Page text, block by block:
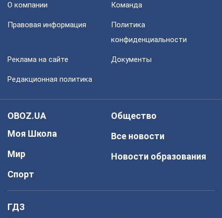
О компании Команда
Правовая информация
Политика
конфиденциальности
Реклама на сайте Документы
Редакционная политика
OBOZ.UA
Моя Школа
Мир
Спорт
Общество
Все новости
Новости образования
ГДЗ